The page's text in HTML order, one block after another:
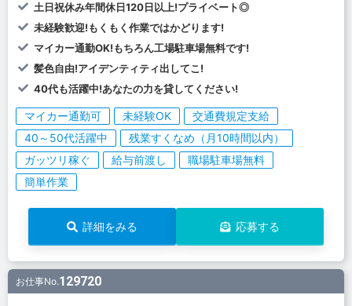
土日祝休み年間休日120日以上!プライベート◎
未経験歓迎!もくもく作業ではかどります!
マイカー通勤OK!もちろん工場駐車場無料です!
髪色自由!アイデンティティ出してこ!
40代も活躍中!あなたの力を貸してください!
マイカー通勤可 未経験OK
交通費規定支給
40～50代活躍中
残業すくなめ（月10時間以内）
ガッツリ稼ぐ
給与前渡し
職場駐車場無料
簡単作業
詳細をみる 応募する
お仕事No.129720